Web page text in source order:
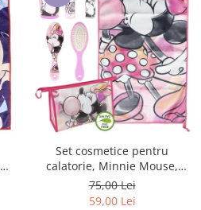
Set cosmetice pentru
calatorie, Minnie Mouse,
Disney
75,00 Lei
59,00 Lei